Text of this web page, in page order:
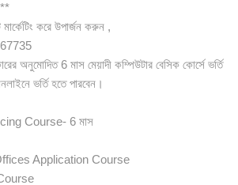
করে উপার্জন করুন ,
অনুমোদিত 6 মাস মেয়াদী কম্পিউটার বেসিক কোর্সে ভর্তি
ভর্তি হতে পারবেন।
Course- 6 মাস
Application Course